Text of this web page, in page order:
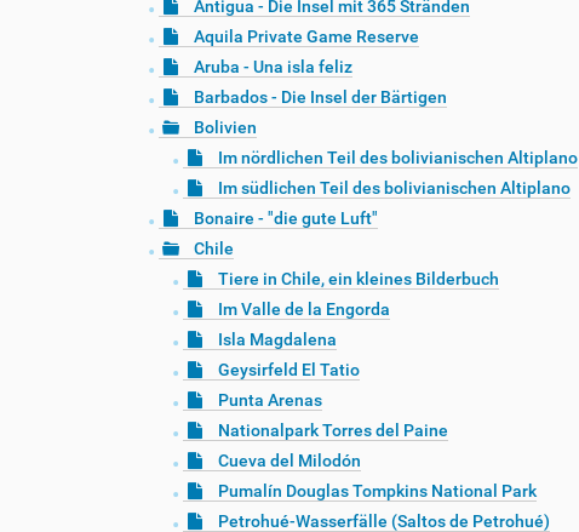
Antigua - Die Insel mit 365 Stränden
Aquila Private Game Reserve
Aruba - Una isla feliz
Barbados - Die Insel der Bärtigen
Bolivien
Im nördlichen Teil des bolivianischen Altiplano
Im südlichen Teil des bolivianischen Altiplano
Bonaire - "die gute Luft"
Chile
Tiere in Chile, ein kleines Bilderbuch
Im Valle de la Engorda
Isla Magdalena
Geysirfeld El Tatio
Punta Arenas
Nationalpark Torres del Paine
Cueva del Milodón
Pumalín Douglas Tompkins National Park
Petrohué-Wasserfälle (Saltos de Petrohué)